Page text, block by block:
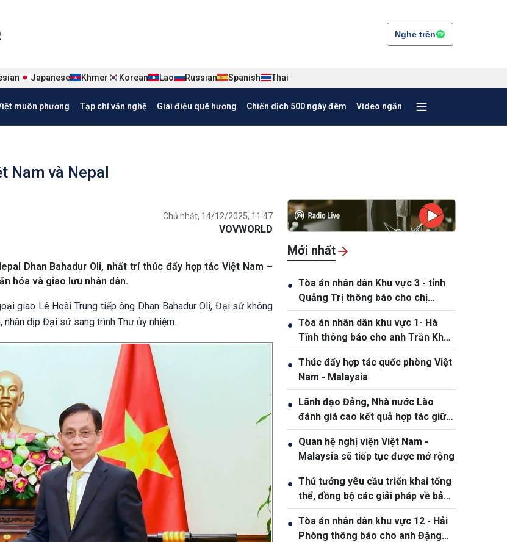
Việt Nghe trên
Japanese Khmer Korean Lao Russian Spanish Thai
muôn phương Tạp chí văn nghệ Giai điệu quê hương Chiến dịch 500 ngày đêm Video ngắn
Nam và Nepal
Chủ nhật, 14/12/2025, 11:47
VOVWORLD
Dhan Bahadur Oli, nhất trí thúc đẩy hợp tác Việt Nam –
hóa và giao lưu nhân dân.
giao Lê Hoài Trung tiếp ông Dhan Bahadur Oli, Đại sứ không
nhân dịp Đại sứ sang trình Thư ủy nhiệm.
Mới nhất
● Tòa án nhân dân Khu vực 3 - tỉnh
Quảng Trị thông báo cho chị
Phạm Thị Giang, sinh ngày
19/10/1991
● Tòa án nhân dân khu vực 1- Hà
Tĩnh thông báo cho anh Trần Khắc
Thanh, sinh năm 1988
● Thúc đẩy hợp tác quốc phòng Việt
Nam - Malaysia
● Lãnh đạo Đảng, Nhà nước Lào
đánh giá cao kết quả hợp tác giữa
Quân đội hai nước Việt Nam và Lào
● Quan hệ nghị viện Việt Nam -
Malaysia sẽ tiếp tục được mở rộng
● Thủ tướng yêu cầu triển khai tổng
thể, đồng bộ các giải pháp về bảo
đảm an ninh mạng
● Tòa án nhân dân khu vực 12 - Hải
Phòng thông báo cho anh Đặng